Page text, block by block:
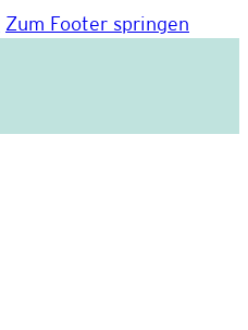
Zum Footer springen